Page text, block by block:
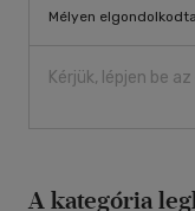
Mélyen
Kérjük, lépjen be
A kategória